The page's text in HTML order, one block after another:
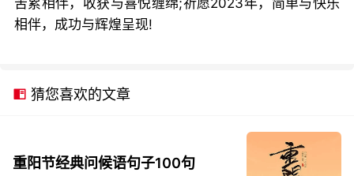
苦累相伴，收获与喜悦缠绵;祈愿2023年，简单与快乐
相伴，成功与辉煌呈现!
猜您喜欢的文章
重阳节经典问候语句子100句